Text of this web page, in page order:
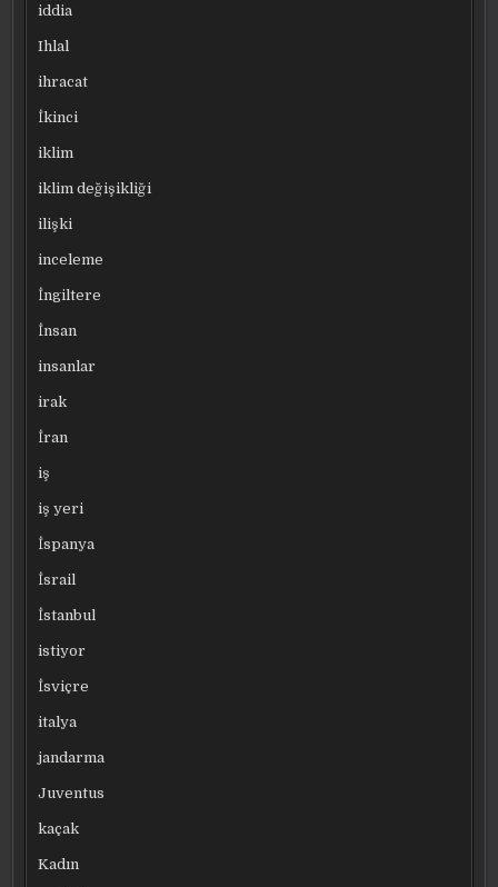
iddia
Ihlal
ihracat
İkinci
iklim
iklim değişikliği
ilişki
inceleme
İngiltere
İnsan
insanlar
irak
İran
iş
iş yeri
İspanya
İsrail
İstanbul
istiyor
İsviçre
italya
jandarma
Juventus
kaçak
Kadın